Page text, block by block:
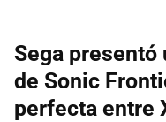
Sega
de Sonic
perfecta entre